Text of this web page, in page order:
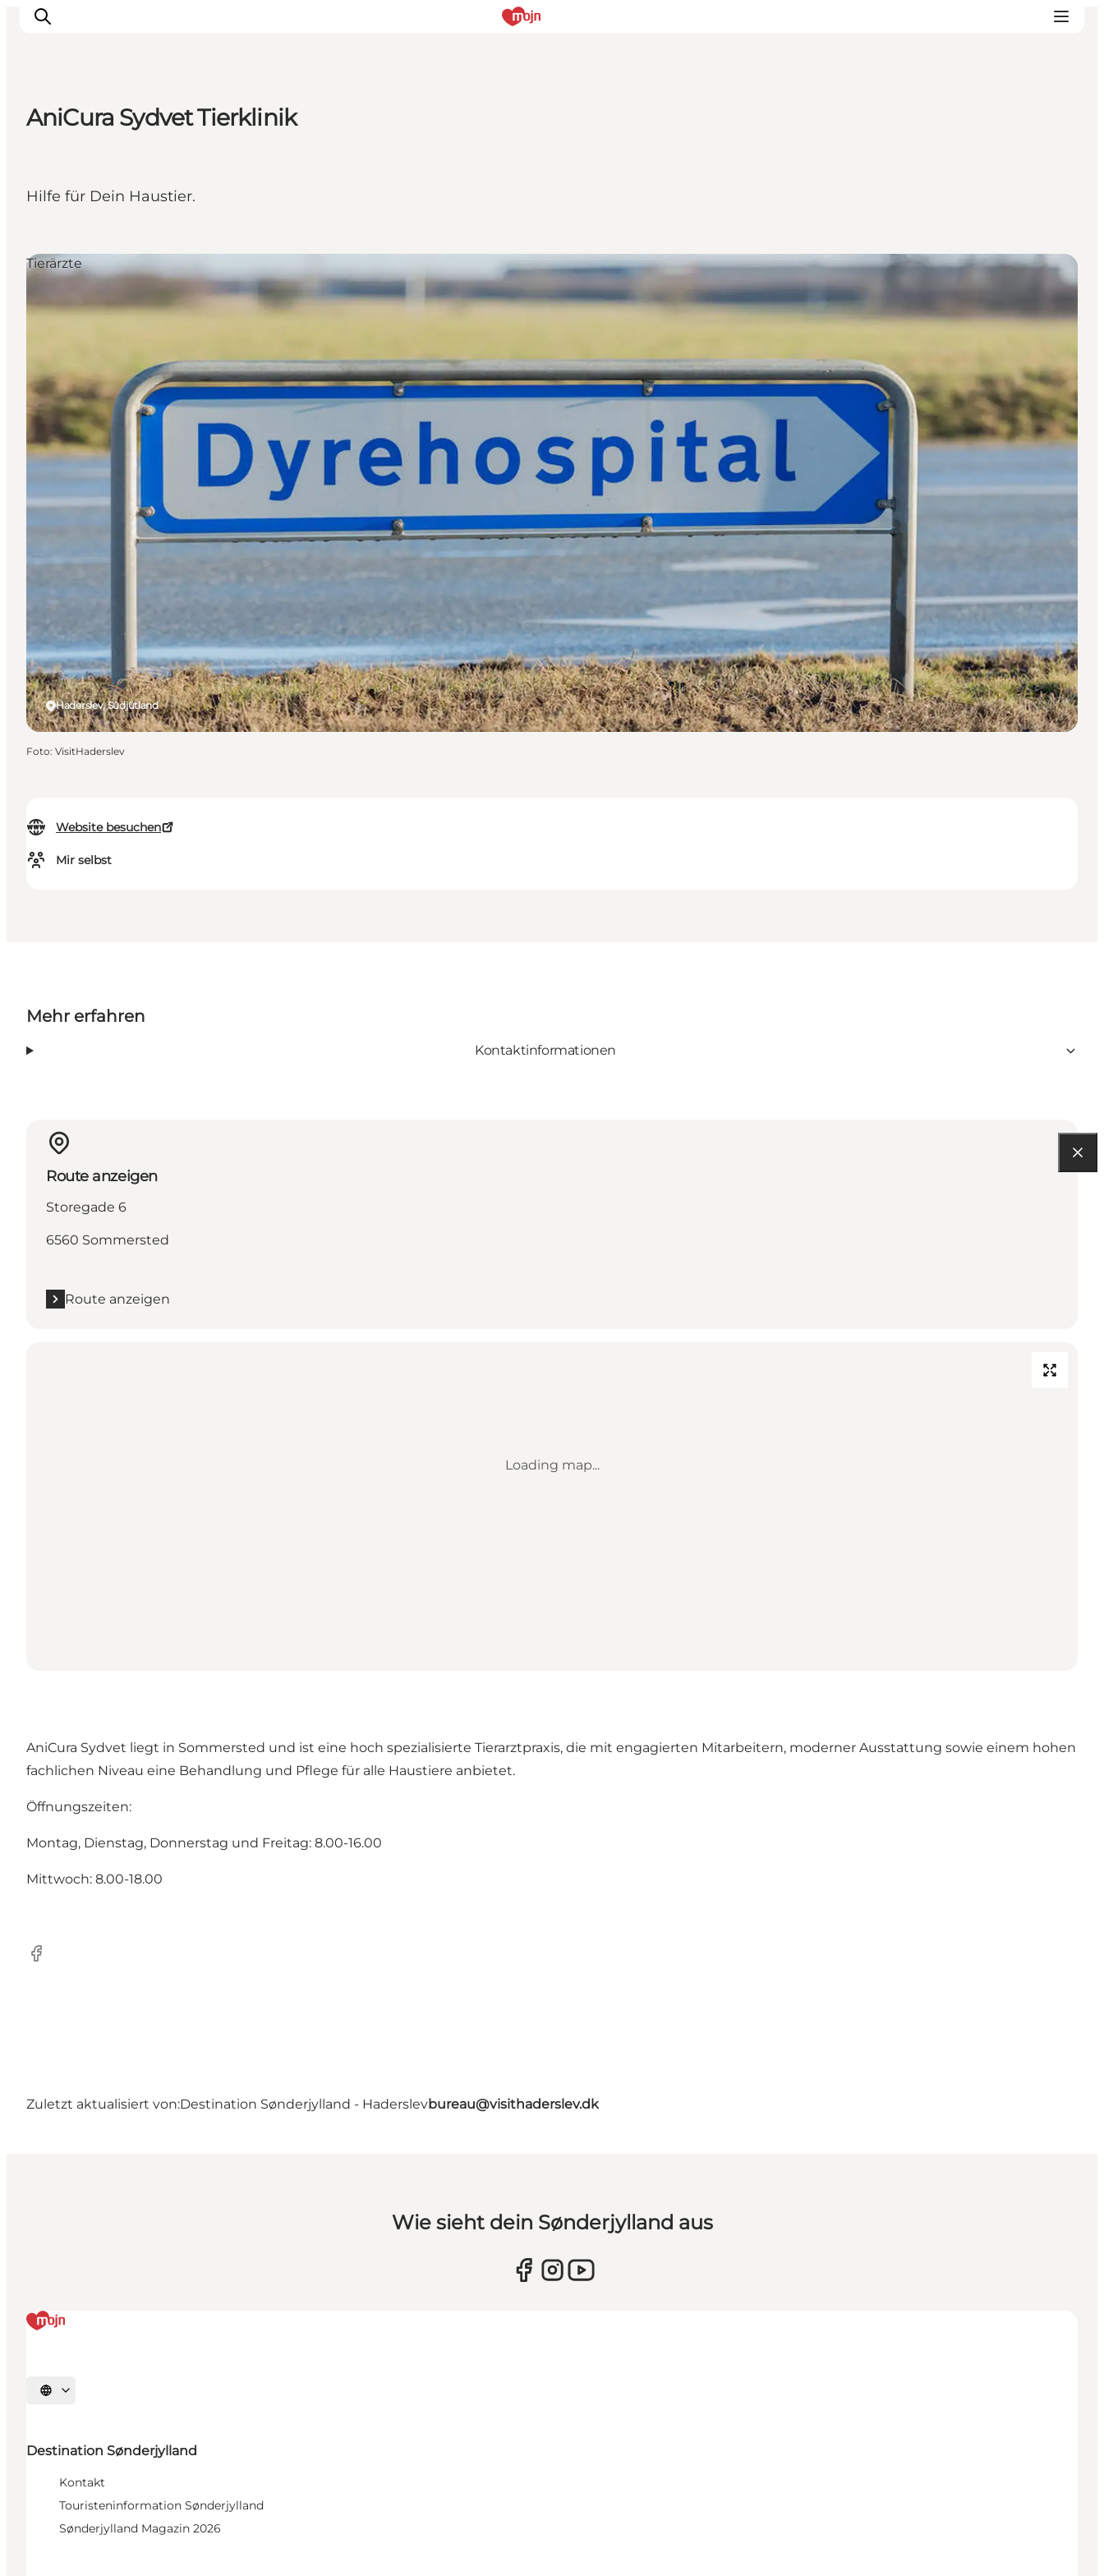
Events
Booking
AniCura Sydvet Tierklinik
Hilfe für Dein Haustier.
Website besuchen
Mir selbst
Haderslev, Südjütland
Tierärzte
Foto: VisitHaderslev
Mehr erfahren
Kontaktinformationen
Route anzeigen
Storegade 6
6560 Sommersted
Route anzeigen
Loading map...
AniCura Sydvet liegt in Sommersted und ist eine hoch spezialisierte Tierarztpraxis, die mit engagierten Mitarbeitern, moderner Ausstattung sowie einem hohen
fachlichen Niveau eine Behandlung und Pflege für alle Haustiere anbietet.
Öffnungszeiten:
Montag, Dienstag, Donnerstag und Freitag: 8.00-16.00
Mittwoch: 8.00-18.00
Facebook
Zuletzt aktualisiert von:Destination Sønderjylland - Haderslevbureau@visithaderslev.dk
Wie sieht dein Sønderjylland aus
Sprache auswählen
Destination Sønderjylland
Kontakt
Touristeninformation Sønderjylland
Sønderjylland Magazin 2026